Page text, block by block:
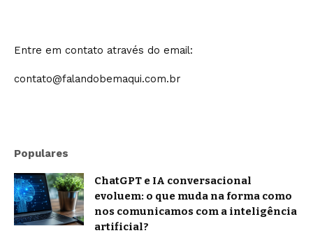
Entre em contato através do email:
contato@falandobemaqui.com.br
Populares
ChatGPT e IA conversacional
evoluem: o que muda na forma como
nos comunicamos com a inteligência
artificial?